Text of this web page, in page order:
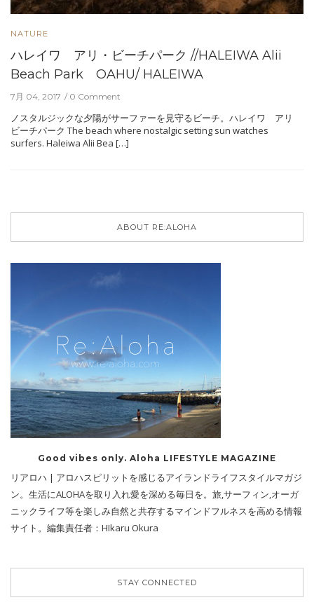
NATURE
ハレイワ アリ・ビーチパーク //HALEIWA Alii
Beach Park OAHU/ HALEIWA
7月 04, 2017 0 Comment
ノスタルジックな夕陽がサーファーを見守るビーチ。ハレイワ アリ
ビーチパーク The beach where nostalgic setting sun watches
surfers. Haleiwa Alii Bea […]
ABOUT RE:ALOHA
Good vibes only. Aloha LIFESTYLE MAGAZINE
リアロハ | アロハスピリットを感じるアイランドライフスタイルマガジ
ン。生活にALOHAを取り入れ愛を深める毎日を。旅,サーフィン,オーガ
ニックライフ等を楽しみ自然と共存するマインドフルネスを高める情報
サイト。編集責任者：HIkaru Okura
STAY CONNECTED